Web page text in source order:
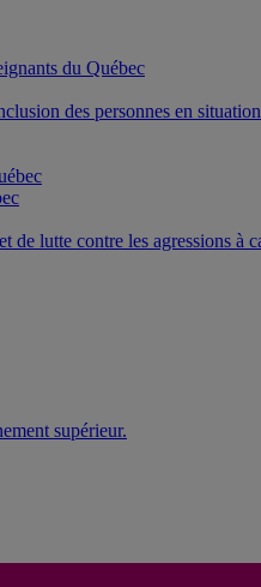
du Québec
des personnes en
de lutte contre les agressions à
supérieur.